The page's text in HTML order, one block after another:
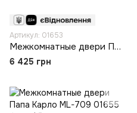
Артикул: 01653
Межкомнатные двери Папа Карло ML-707
6 425 грн